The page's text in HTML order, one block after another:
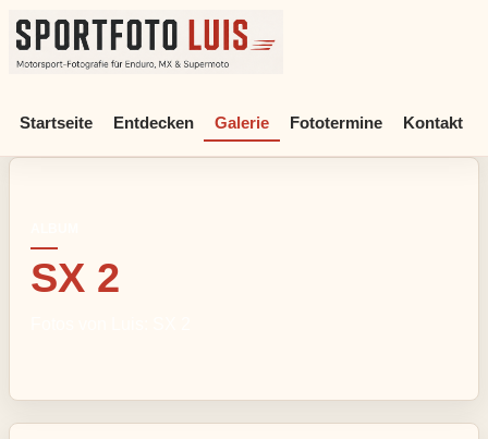
Sportfoto Luis - Motorsport-Fotografie für Enduro, MX &
Startseite Entdecken Galerie Fototermine Kontakt
SX 2